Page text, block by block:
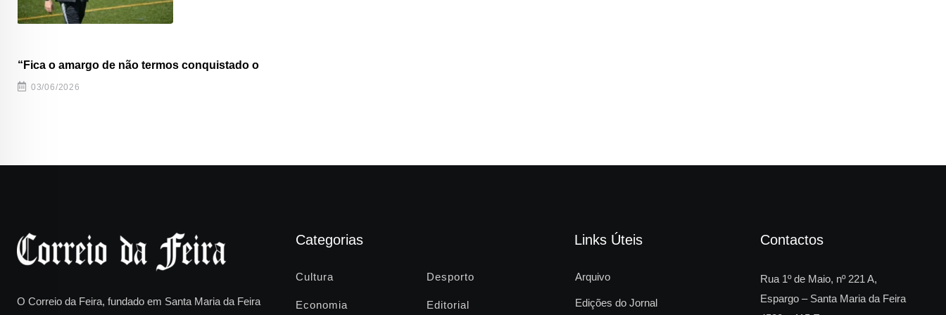
“Fica o amargo de não termos conquistado o
03/06/2026
O Correio da Feira, fundado em Santa Maria da Feira
Categorias
Cultura Desporto
Economia Editorial
Links Úteis
Arquivo
Edições do Jornal
Contactos
Rua 1º de Maio, nº 221 A,
Espargo – Santa Maria da Feira